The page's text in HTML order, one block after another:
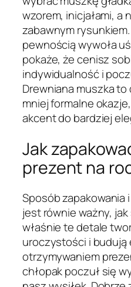
wzorem, inicjałami, a
zabawnym
pewnością wywoła
pokaże, że cenisz
indywidualność i
Drewniana muszka
mniej formalne
akcent do bardziej
Jak
prezent na
Sposób zapakowania
jest równie ważny,
właśnie te detale
uroczystości i budują
otrzymywaniem
chłopak poczuł się